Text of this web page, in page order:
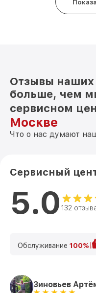
Отзывы наших
больше, чем
сервисном
Москве
Что о нас думают
Сервисный
5.0 132
Обслуживание 100%
Зиновьев